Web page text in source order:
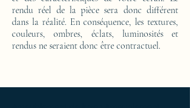
rendu réel de la pièce sera donc différent
dans la réalité. En conséquence, les textures,
couleurs, ombres, éclats, luminosités et
rendus ne seraient donc être contractuel.